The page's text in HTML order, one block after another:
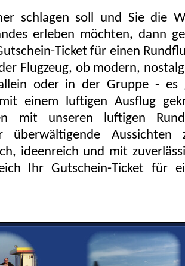
schlagen soll und Sie die
erleben möchten, dann
Ticket für einen
Flugzeug, ob modern,
oder in der Gruppe - es
einem luftigen Ausflug
mit unseren luftigen
überwältigende Aussichten
ideenreich und mit
Ihr Gutschein-Ticket für